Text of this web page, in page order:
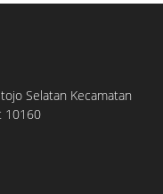
Selatan Kecamatan
10160